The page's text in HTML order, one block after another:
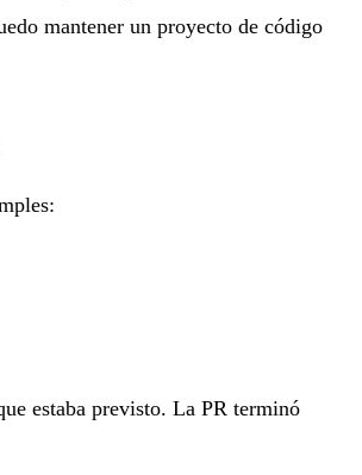
mantener un proyecto de código
estaba previsto. La PR terminó